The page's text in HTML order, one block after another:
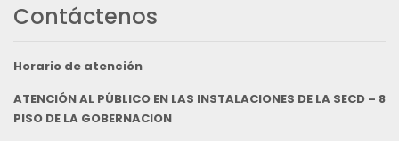
Contáctenos
Horario de atención
ATENCIÓN AL PÚBLICO EN LAS INSTALACIONES DE LA SECD – 8
PISO DE LA GOBERNACION